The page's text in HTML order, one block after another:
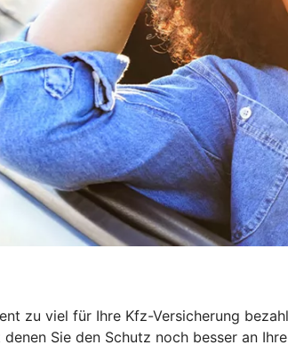
zu viel für Ihre Kfz-Versicherung
Sie den Schutz noch besser an